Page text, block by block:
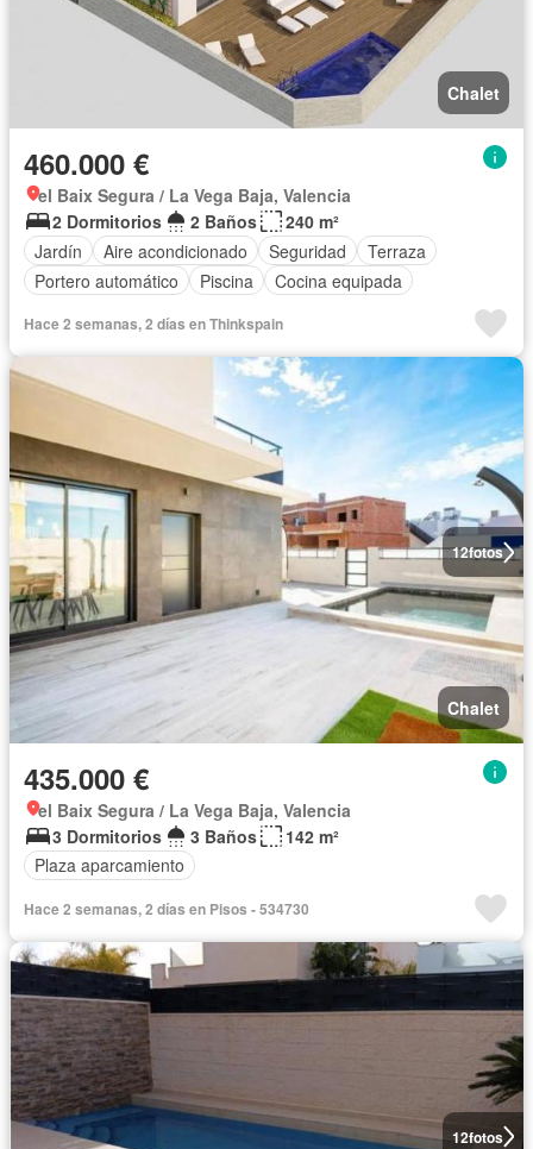
Chalet
460.000 €
el Baix Segura / La Vega Baja, Valencia
2 Dormitorios
2 Baños
240 m²
Jardín
Aire acondicionado Seguridad
Terraza
Portero automático
Piscina Cocina equipada
Hace 2 semanas, 2 días en Thinkspain
12fotos
Chalet
435.000 €
el Baix Segura / La Vega Baja, Valencia
3 Dormitorios
3 Baños
142 m²
Plaza aparcamiento
Hace 2 semanas, 2 días en Pisos - 534730
12fotos